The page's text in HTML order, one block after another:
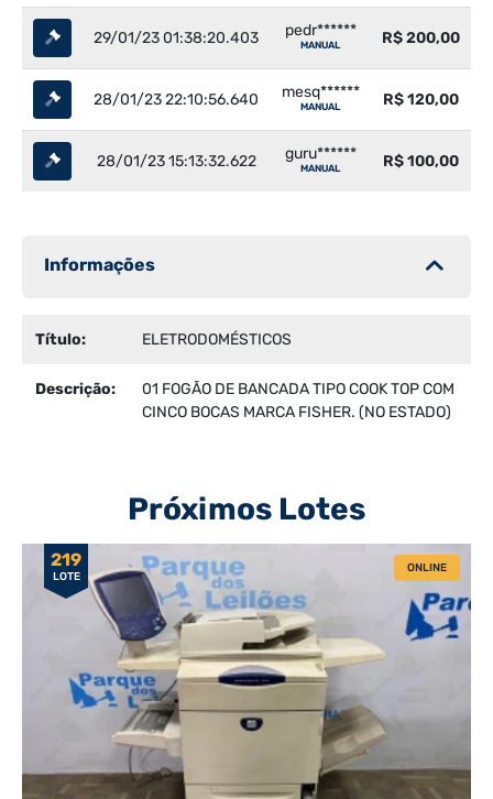
29/01/23 01:38:20.403 pedr******
MANUAL R$ 200,00
28/01/23 22:10:56.640 mesq******
MANUAL R$ 120,00
28/01/23 15:13:32.622 guru******
MANUAL R$ 100,00
Informações
Título: ELETRODOMÉSTICOS
Descrição:
01 FOGÃO DE BANCADA TIPO COOK TOP COM
CINCO BOCAS MARCA FISHER. (NO ESTADO)
Próximos Lotes
219
LOTE
ONLINE